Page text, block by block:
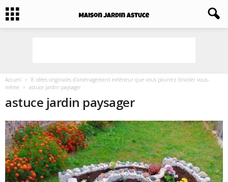
Accueil
8 idées originales d’aménagement extérieur que vous pourrez bricoler vous-
même
astuce jardin paysager
astuce jardin paysager